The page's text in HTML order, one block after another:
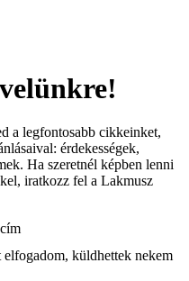
a legfontosabb cikkeinket,
érdekességek,
Ha szeretnél képben lenni
iratkozz fel a Lakmusz
elfogadom, küldhettek nekem